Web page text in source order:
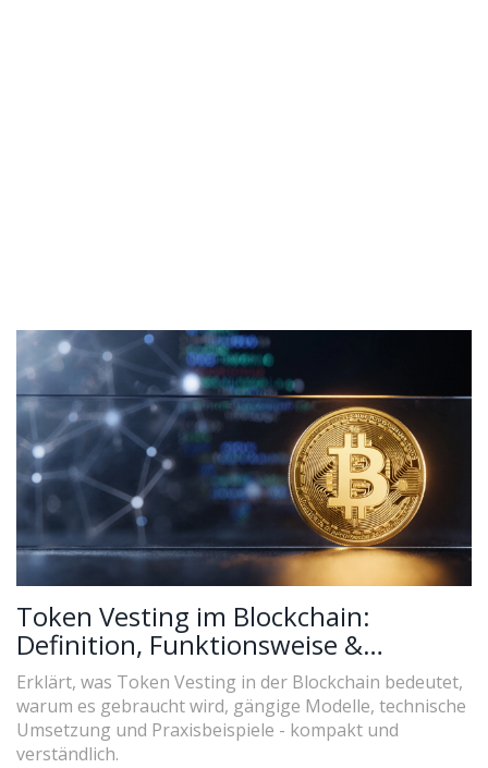
Token Vesting im Blockchain:
Definition, Funktionsweise &
Praxisbeispiele
Erklärt, was Token Vesting in der Blockchain bedeutet,
warum es gebraucht wird, gängige Modelle, technische
Umsetzung und Praxisbeispiele - kompakt und
verständlich.